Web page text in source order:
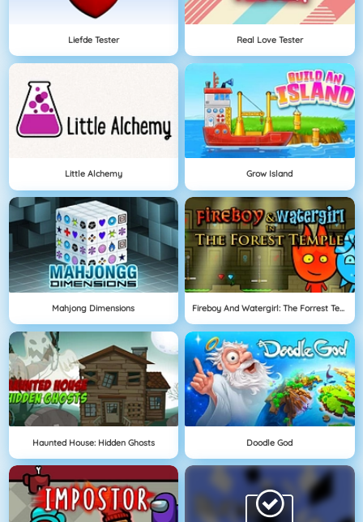
Liefde Tester Real Love Tester
Little Alchemy Grow Island
Mahjong Dimensions Fireboy And Watergirl: The Forrest Temple
Haunted House: Hidden Ghosts Doodle God